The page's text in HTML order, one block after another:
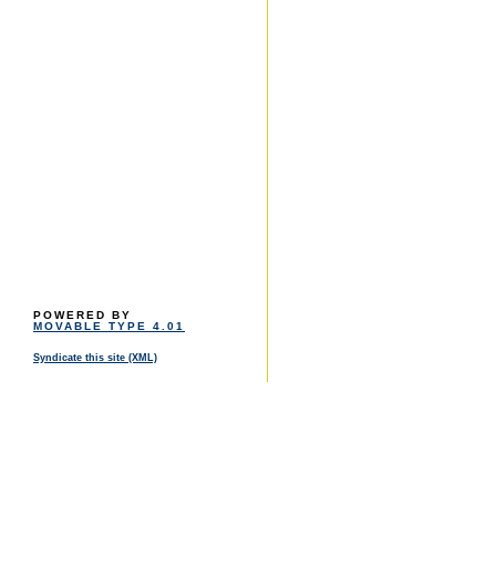
POWERED BY
MOVABLE TYPE 4.01
Syndicate this site (XML)